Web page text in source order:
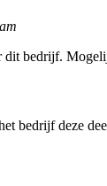
bedrijf.
bedrijf deze